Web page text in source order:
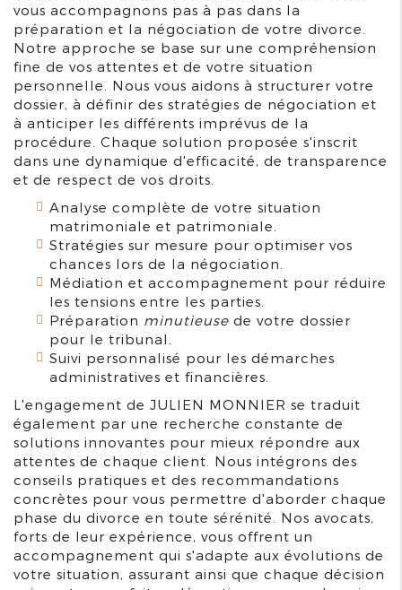
vous accompagnons pas à pas dans la
préparation et la négociation de votre divorce.
Notre approche se base sur une compréhension
fine de vos attentes et de votre situation
personnelle. Nous vous aidons à structurer votre
dossier, à définir des stratégies de négociation et
à anticiper les différents imprévus de la
procédure. Chaque solution proposée s'inscrit
dans une dynamique d'efficacité, de transparence
et de respect de vos droits.
Analyse complète de votre situation
matrimoniale et patrimoniale.
Stratégies sur mesure pour optimiser vos
chances lors de la négociation.
Médiation et accompagnement pour réduire
les tensions entre les parties.
Préparation minutieuse de votre dossier
pour le tribunal.
Suivi personnalisé pour les démarches
administratives et financières.
L'engagement de JULIEN MONNIER se traduit
également par une recherche constante de
solutions innovantes pour mieux répondre aux
attentes de chaque client. Nous intégrons des
conseils pratiques et des recommandations
concrètes pour vous permettre d'aborder chaque
phase du divorce en toute sérénité. Nos avocats,
forts de leur expérience, vous offrent un
accompagnement qui s'adapte aux évolutions de
votre situation, assurant ainsi que chaque décision